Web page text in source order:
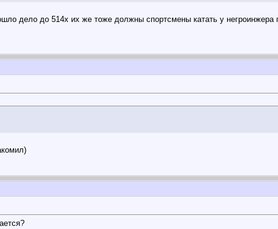
дело до 514х их же тоже должны спортсмены катать у негроинжера